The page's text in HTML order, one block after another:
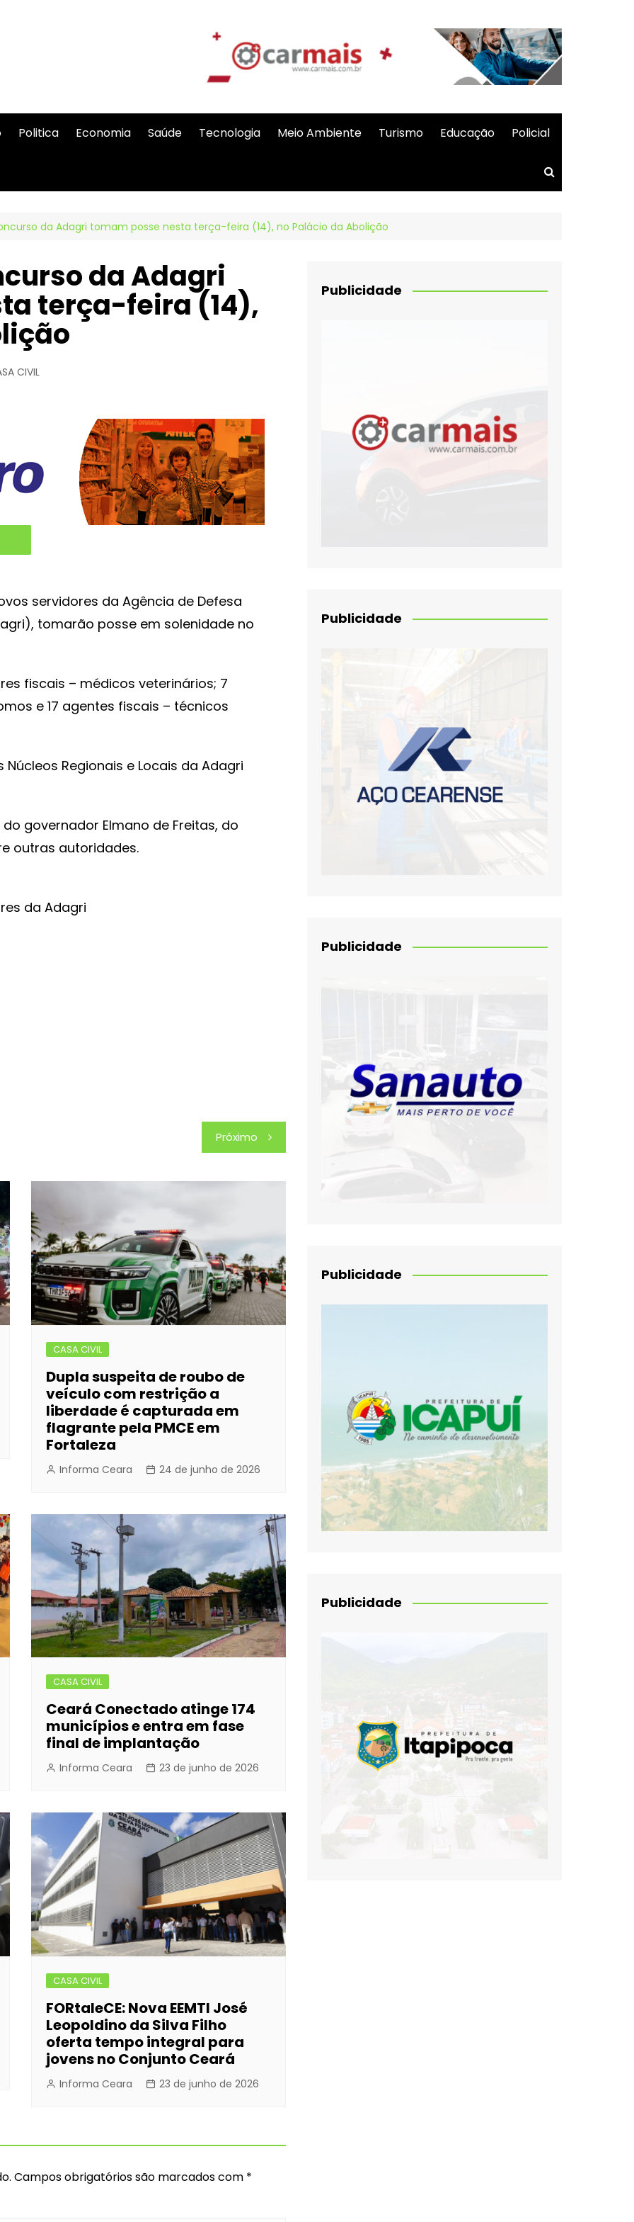
Politica Economia Saúde Tecnologia Meio Ambiente Turismo Educação Policial
da Adagri tomam posse nesta terça-feira (14), no Palácio da Abolição
da Adagri
terça-feira (14),
CIVIL
servidores da Agência de Defesa
tomarão posse em solenidade no
fiscais – médicos veterinários; 7
e 17 agentes fiscais – técnicos
Regionais e Locais da Adagri
governador Elmano de Freitas, do
outras autoridades.
da Adagri
Próximo
CASA CIVIL
Dupla suspeita de roubo de
veículo com restrição a
liberdade é capturada em
flagrante pela PMCE em
Fortaleza
Informa Ceara 24 de junho de 2026
CASA CIVIL
Ceará Conectado atinge 174
municípios e entra em fase
final de implantação
Informa Ceara 23 de junho de 2026
CASA CIVIL
FORtaleCE: Nova EEMTI José
Leopoldino da Silva Filho
oferta tempo integral para
jovens no Conjunto Ceará
Informa Ceara 23 de junho de 2026
Campos obrigatórios são marcados com *
Publicidade
Publicidade
Publicidade
Publicidade
Publicidade